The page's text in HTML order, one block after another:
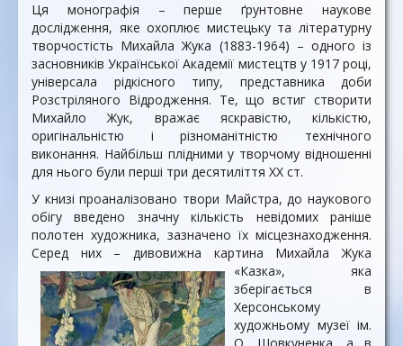
Ця монографія – перше ґрунтовне наукове
дослідження, яке охоплює мистецьку та літературну
творчостість Михайла Жука (1883-1964) – одного із
засновників Української Академії мистецтв у 1917 році,
універсала рідкісного типу, представника доби
Розстріляного Відродження. Те, що встиг створити
Михайло Жук, вражає яскравістю, кількістю,
оригінальністю і різноманітністю технічного
виконання. Найбільш плідними у творчому відношенні
для нього були перші три десятиліття ХХ ст.
У книзі проаналізовано твори Майстра, до наукового
обігу введено значну кількість невідомих раніше
полотен художника, зазначено їх місцезнаходження.
Серед них – дивовижна картина Михайла Жука
«Казка», яка
зберігається в
Херсонському
художньому музеї ім.